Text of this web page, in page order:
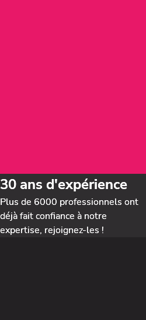
30 ans d'expérience
Plus de 6000 professionnels ont
déjà fait confiance à notre
expertise, rejoignez-les !